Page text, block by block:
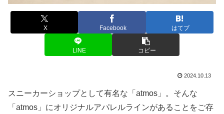
X Facebook はてブ
LINE コピー
2024.10.13
スニーカーショップとして有名な「atmos」。そんな
「atmos」にオリジナルアパレルラインがあることをご存